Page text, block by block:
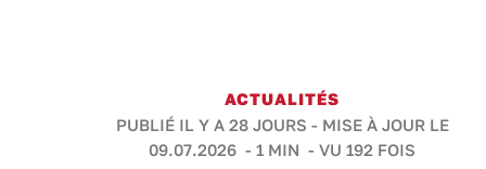
ACTUALITÉS
PUBLIÉ IL Y A 28 JOURS - MISE À JOUR LE
09.07.2026 - 1 MIN - VU 192 FOIS